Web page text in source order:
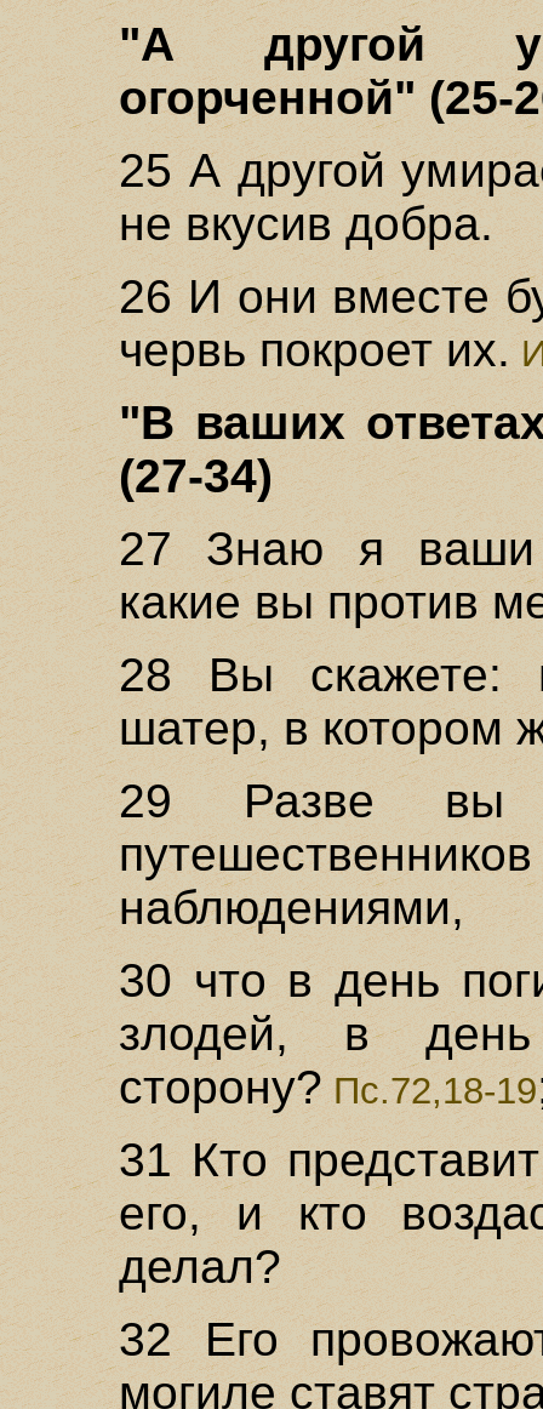
"А другой
огорченной" (25-
25 А другой
не вкусив добра.
26 И они вместе
червь покроет их.
"В ваших
(27-34)
27 Знаю я ваши
какие вы против
28 Вы скажете:
шатер, в котором
29 Разве вы
наблюдениями,
30 что в день
злодей, в
сторону?Пс.72,18-19
31 Кто
его, и кто
делал?
32 Его
могиле ставят